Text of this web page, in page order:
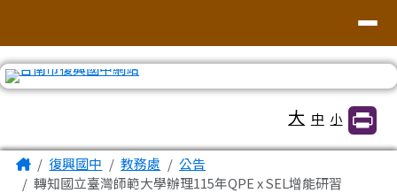
大 中 小
主內容區域
Home復興國中 教務處
公告
轉知國立臺灣師範大學辦理115年QPE x SEL增能研習
頁尾區域